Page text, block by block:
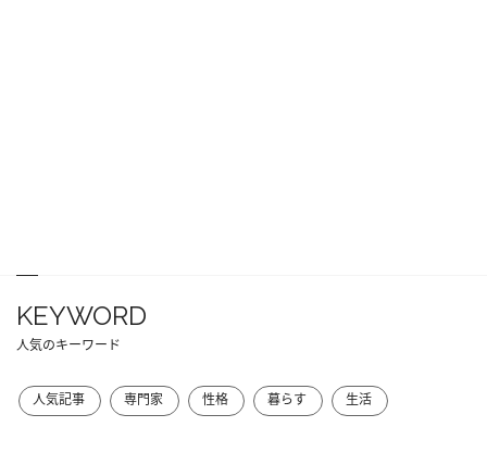
KEYWORD
人気のキーワード
人気記事 専門家 性格 暮らす 生活